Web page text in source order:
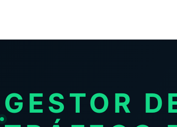
GESTOR